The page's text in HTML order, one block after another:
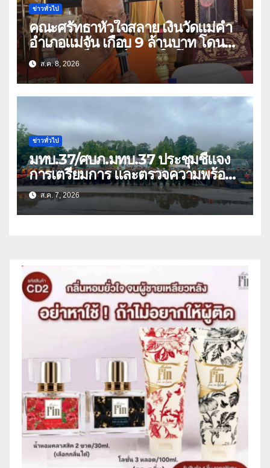
ข่าวทั่วไป
คณะศรัทธาหัวใจสลาย เงินวัดแม่คำ
อำเภอแม่จัน เกือบ 9 ล้านบาท โดน
แก๊งคอลเซ็นเตอร์หลอกให้โอนข้ามปีก
ว่า 66 บัญชี
ส.ค. 8, 2026
ข่าวทั่วไป
มทบ.37/ศบภ.มทบ.37 ประชุมชี้แจง
การเตรียมการ และตรวจความพร้อม
ด้านการบรรเทาสาธารณภัย
ส.ค. 7, 2026